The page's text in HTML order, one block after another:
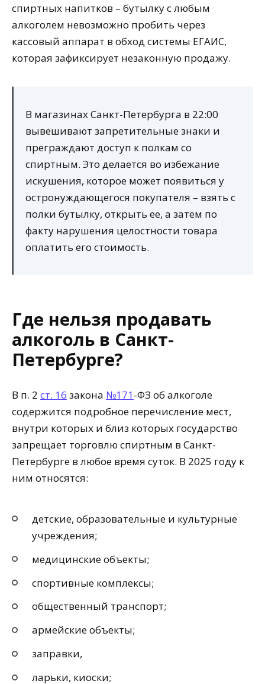
спиртных напитков – бутылку с любым
алкоголем невозможно пробить через
кассовый аппарат в обход системы ЕГАИС,
которая зафиксирует незаконную продажу.
В магазинах Санкт-Петербурга в 22:00
вывешивают запретительные знаки и
преграждают доступ к полкам со
спиртным. Это делается во избежание
искушения, которое может появиться у
остронуждающегося покупателя – взять с
полки бутылку, открыть ее, а затем по
факту нарушения целостности товара
оплатить его стоимость.
Где нельзя продавать
алкоголь в Санкт-
Петербурге?
В п. 2 ст. 16 закона №171-ФЗ об алкоголе
содержится подробное перечисление мест,
внутри которых и близ которых государство
запрещает торговлю спиртным в Санкт-
Петербурге в любое время суток. В 2025 году к
ним относятся:
детские, образовательные и культурные
учреждения;
медицинские объекты;
спортивные комплексы;
общественный транспорт;
армейские объекты;
заправки,
ларьки, киоски;